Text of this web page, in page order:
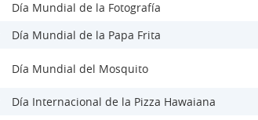
Día Mundial de la Fotografía
Día Mundial de la Papa Frita
Día Mundial del Mosquito
Día Internacional de la Pizza Hawaiana